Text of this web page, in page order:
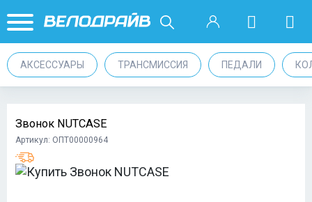
АКСЕССУАРЫ ТРАНСМИССИЯ ПЕДАЛИ
Звонок NUTCASE
Артикул: ОПТ00000964